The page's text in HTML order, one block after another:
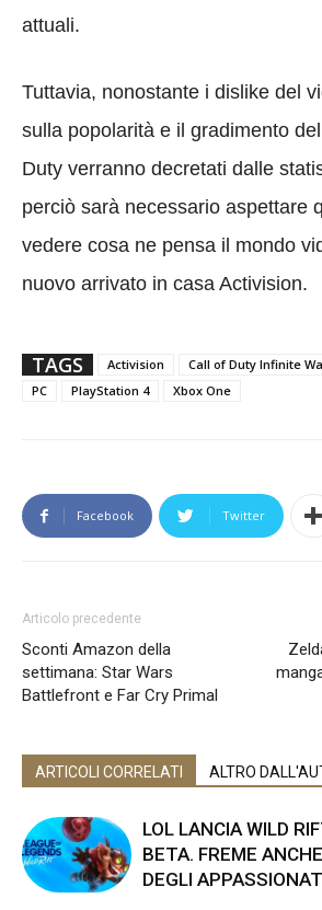
attuali.
Tuttavia, nonostante i dislike del
sulla popolarità e il gradimento
Duty verranno decretati dalle
perciò sarà necessario aspettare
vedere cosa ne pensa il mondo
nuovo arrivato in casa Activision.
TAGS Activision Call of Duty Infinite
PC
PlayStation 4 Xbox One
Facebook Twitter
Articolo precedente
Sconti Amazon della
settimana: Star Wars
Battlefront e Far Cry Primal
ARTICOLI CORRELATI ALTRO
LOL LANCIA WILD
BETA. FREME
DEGLI